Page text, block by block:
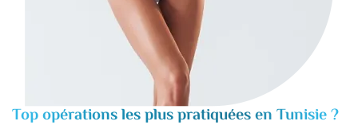
Top opérations les plus pratiquées en Tunisie ?